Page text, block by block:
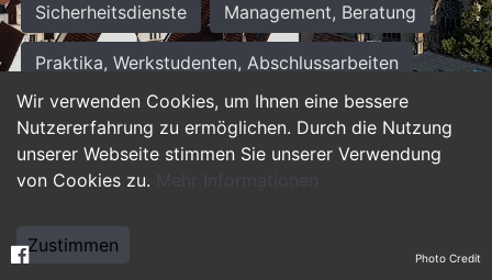
Wir verwenden Cookies, um Ihnen eine bessere
Nutzererfahrung zu ermöglichen. Durch die Nutzung
unserer Webseite stimmen Sie unserer Verwendung
von Cookies zu. Mehr Informationen
Zustimmen
Sicherheitsdienste Management, Beratung
Praktika, Werkstudenten, Abschlussarbeiten
Personalwesen Assistenz, Sekretariat
Hilfskräfte, Aushilfs- und Nebenjobs
Weiterbildung, Studium, duale Ausbildung Photo Credit